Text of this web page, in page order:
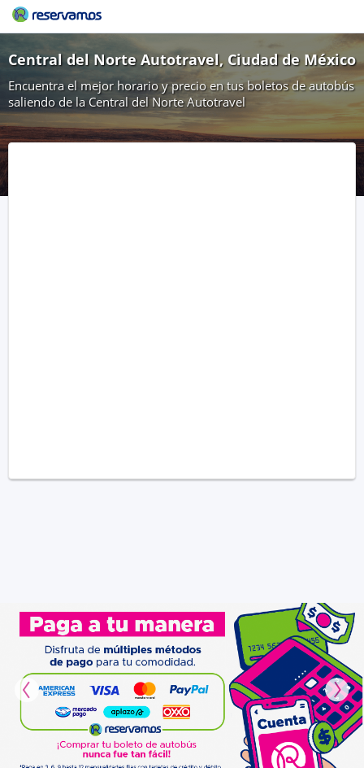
Central del Norte Autotravel, Ciudad de México
Encuentra el mejor horario y precio en tus boletos de autobús
saliendo de la Central del Norte Autotravel